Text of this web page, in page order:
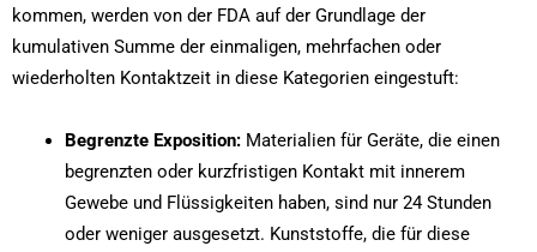
kommen, werden von der FDA auf der Grundlage der
kumulativen Summe der einmaligen, mehrfachen oder
wiederholten Kontaktzeit in diese Kategorien eingestuft:
Begrenzte Exposition:Materialien für Geräte, die einen
begrenzten oder kurzfristigen Kontakt mit innerem
Gewebe und Flüssigkeiten haben, sind nur 24 Stunden
oder weniger ausgesetzt. Kunststoffe, die für diese